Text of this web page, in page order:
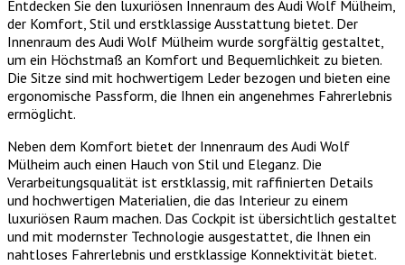
Entdecken Sie den luxuriösen Innenraum des Audi Wolf Mülheim,
der Komfort, Stil und erstklassige Ausstattung bietet. Der
Innenraum des Audi Wolf Mülheim wurde sorgfältig gestaltet,
um ein Höchstmaß an Komfort und Bequemlichkeit zu bieten.
Die Sitze sind mit hochwertigem Leder bezogen und bieten eine
ergonomische Passform, die Ihnen ein angenehmes Fahrerlebnis
ermöglicht.
Neben dem Komfort bietet der Innenraum des Audi Wolf
Mülheim auch einen Hauch von Stil und Eleganz. Die
Verarbeitungsqualität ist erstklassig, mit raffinierten Details
und hochwertigen Materialien, die das Interieur zu einem
luxuriösen Raum machen. Das Cockpit ist übersichtlich gestaltet
und mit modernster Technologie ausgestattet, die Ihnen ein
nahtloses Fahrerlebnis und erstklassige Konnektivität bietet.